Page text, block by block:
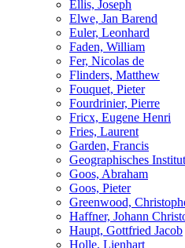
Ellis, Joseph
Elwe, Jan Barend
Euler, Leonhard
Faden, William
Fer, Nicolas de
Flinders, Matthew
Fouquet, Pieter
Fourdrinier, Pierre
Fricx, Eugene Henri
Fries, Laurent
Garden, Francis
Geographisches
Goos, Abraham
Goos, Pieter
Greenwood,
Haffner, Johann
Haupt, Gottfried Jacob
Holle, Lienhart